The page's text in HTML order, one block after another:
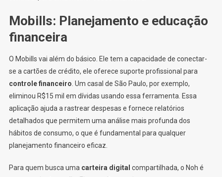
Mobills: Planejamento e educação
financeira
O Mobills vai além do básico. Ele tem a capacidade de conectar-
se a cartões de crédito, ele oferece suporte profissional para
controle financeiro. Um casal de São Paulo, por exemplo,
eliminou R$15 mil em dívidas usando essa ferramenta. Essa
aplicação ajuda a rastrear despesas e fornece relatórios
detalhados que permitem uma análise mais profunda dos
hábitos de consumo, o que é fundamental para qualquer
planejamento financeiro eficaz.
Para quem busca uma carteira digital compartilhada, o Noh é